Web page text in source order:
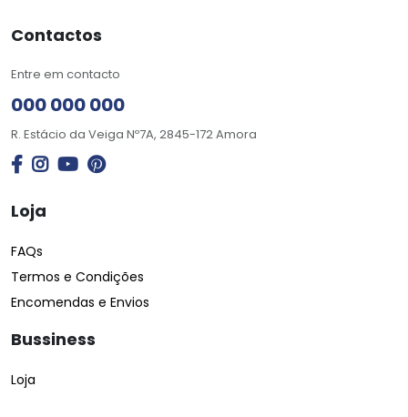
Contactos
Entre em contacto
000 000 000
R. Estácio da Veiga Nº7A, 2845-172 Amora
Loja
FAQs
Termos e Condições
Encomendas e Envios
Bussiness
Loja